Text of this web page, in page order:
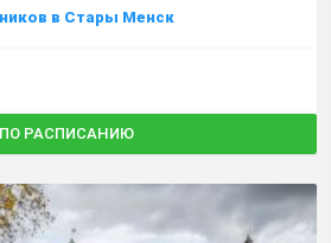
в Стары Менск
ПО РАСПИСАНИЮ